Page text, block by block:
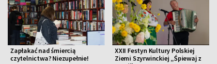
Zapłakać nad śmiercią
czytelnictwa? Niezupełnie!
XXII Festyn Kultury Polskiej
Ziemi Szyrwinckiej „Śpiewaj z